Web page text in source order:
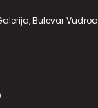
Bulevar